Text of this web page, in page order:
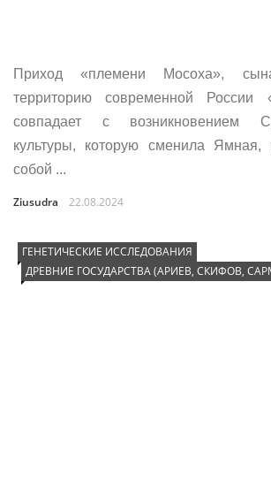
Приход «племени Мосоха»,
территорию современной России
совпадает с возникновением
культуры, которую сменила Ямная,
собой ...
Ziusudra 22.08.2024
ГЕНЕТИЧЕСКИЕ ИССЛЕДОВАНИЯ
ДРЕВНИЕ ГОСУДАРСТВА (АРИЕВ, СКИФОВ,